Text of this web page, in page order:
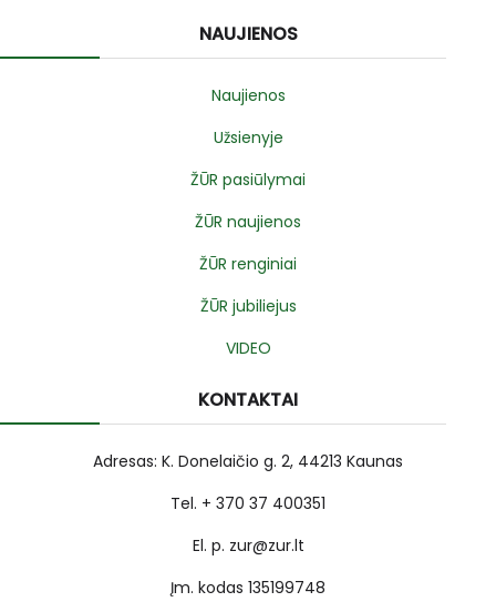
NAUJIENOS
Naujienos
Užsienyje
ŽŪR pasiūlymai
ŽŪR naujienos
ŽŪR renginiai
ŽŪR jubiliejus
VIDEO
KONTAKTAI
Adresas: K. Donelaičio g. 2, 44213 Kaunas
Tel. + 370 37 400351
El. p. zur@zur.lt
Įm. kodas 135199748